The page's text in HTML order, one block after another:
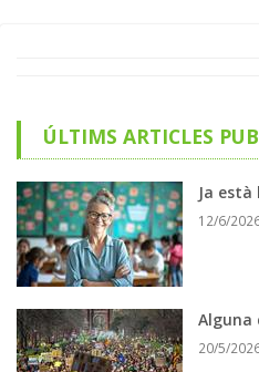
ÚLTIMS ARTICLES
Ja està
12/6/
Alguna
20/5/